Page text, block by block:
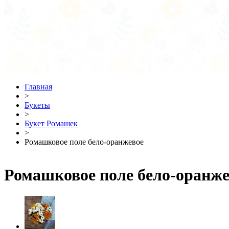
Главная
>
Букеты
>
Букет Ромашек
>
Ромашковое поле бело-оранжевое
Ромашковое поле бело-